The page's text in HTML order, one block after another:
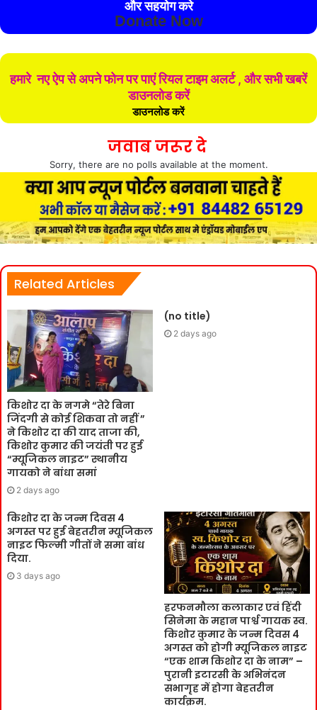
और सहयोग करे
Donate Now
हमारे नए ऐप से अपने फोन पर पाएं रियल टाइम अलर्ट , और सभी खबरें
डाउनलोड करें
डाउनलोड करें
जवाब जरूर दे
Sorry, there are no polls available at the moment.
Related Articles
किशोर दा के नगमे “तेरे बिना
जिंदगी से कोई शिकवा तो नहीं ”
ने किशोर दा की याद ताजा की,
किशोर कुमार की जयंती पर हुई
“म्यूजिकल नाइट” स्थानीय
गायको ने बांधा समां
2 days ago
(no title)
2 days ago
किशोर दा के जन्म दिवस 4
अगस्त पर हुई बेहतरीन म्यूजिकल
नाइट फिल्मी गीतों ने समा बांध
दिया.
3 days ago
हरफनमौला कलाकार एवं हिंदी
सिनेमा के महान पार्श्व गायक स्व.
किशोर कुमार के जन्म दिवस 4
अगस्त को होगी म्यूजिकल नाइट
“एक शाम किशोर दा के नाम” –
पुरानी इटारसी के अभिनंदन
सभागृह में होगा बेहतरीन
कार्यक्रम.